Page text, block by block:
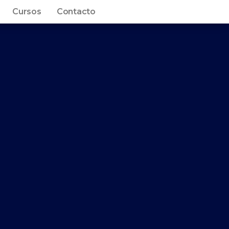
Cursos Contacto